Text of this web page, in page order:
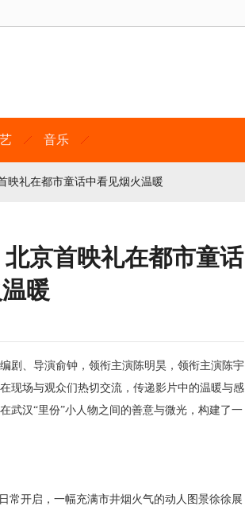
音乐
映礼在都市童话中看见烟火温暖
京首映礼在都市童话
暖
剧、导演俞钟，领衔主演陈明昊，领衔主演陈宇
现场与观众们热切交流，传递影片中的温暖与感
武汉“里份”小人物之间的善意与微光，构建了一
常开启，一幅充满市井烟火气的动人图景徐徐展